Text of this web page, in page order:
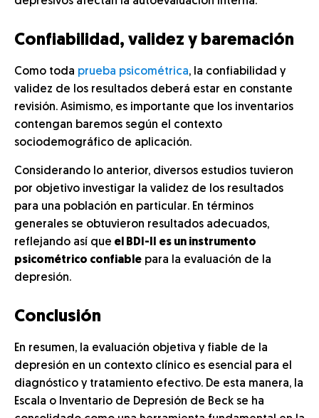
Confiabilidad, validez y baremación
Como toda prueba psicométrica, la confiabilidad y
validez de los resultados deberá estar en constante
revisión. Asimismo, es importante que los inventarios
contengan baremos según el contexto
sociodemográfico de aplicación.
Considerando lo anterior, diversos estudios tuvieron
por objetivo investigar la validez de los resultados
para una población en particular. En términos
generales se obtuvieron resultados adecuados,
reflejando así que el BDI-II es un instrumento
psicométrico confiable para la evaluación de la
depresión.
Conclusión
En resumen, la evaluación objetiva y fiable de la
depresión en un contexto clínico es esencial para el
diagnóstico y tratamiento efectivo. De esta manera, la
Escala o Inventario de Depresión de Beck se ha